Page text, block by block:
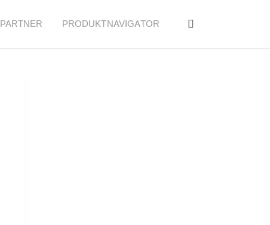
PARTNER PRODUKTNAVIGATOR